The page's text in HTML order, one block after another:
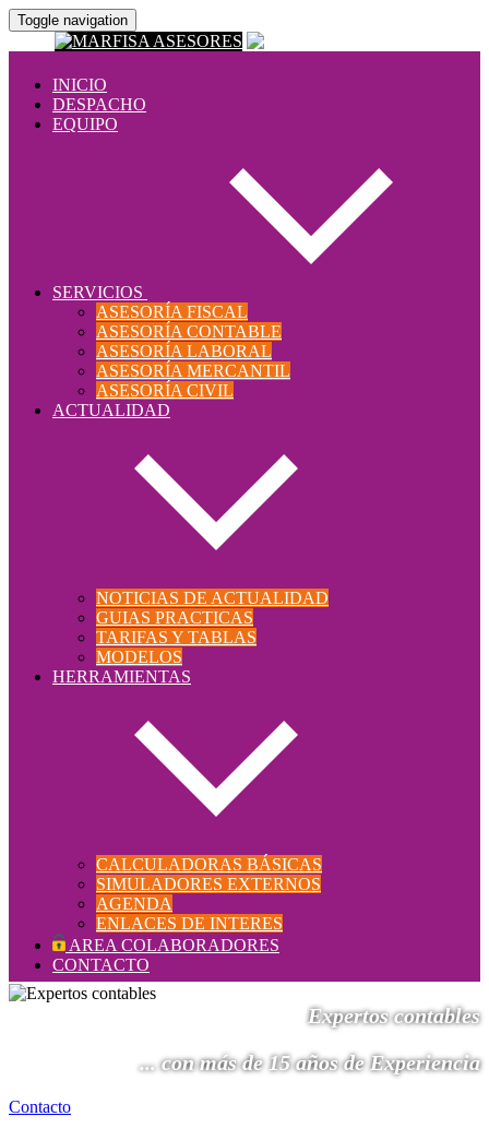
Toggle navigation
INICIO
DESPACHO
EQUIPO
SERVICIOS
ASESORÍA FISCAL
ASESORÍA CONTABLE
ASESORÍA LABORAL
ASESORÍA MERCANTIL
ASESORÍA CIVIL
ACTUALIDAD
NOTICIAS DE ACTUALIDAD
GUIAS PRACTICAS
TARIFAS Y TABLAS
MODELOS
HERRAMIENTAS
CALCULADORAS BÁSICAS
SIMULADORES EXTERNOS
AGENDA
ENLACES DE INTERES
AREA COLABORADORES
CONTACTO
Expertos contables
... con más de 15 años de Experiencia
Contacto